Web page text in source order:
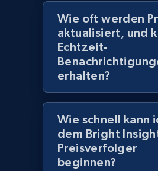
2.1K+ 375+
Amazon products global
Collecting products by
Title, Seller name, Brand,
price, Currency, Availability,
Wie oft werden
aktualisiert, und
Echtzeit-
erhalten?
Wie schnell kann
dem Bright
Preisverfolger
beginnen?